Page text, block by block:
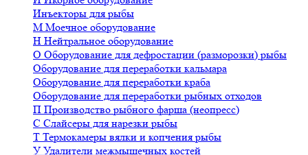
Инъекторы для рыбы
М Моечное оборудование
Н Нейтральное оборудование
О Оборудование для дефростации (разморозки) рыбы
Оборудование для переработки кальмара
Оборудование для переработки краба
Оборудование для переработки рыбных отходов
П Производство рыбного фарша (неопресс)
С Слайсеры для нарезки рыбы
Т Термокамеры вялки и копчения рыбы
У Удалители межмышечных костей